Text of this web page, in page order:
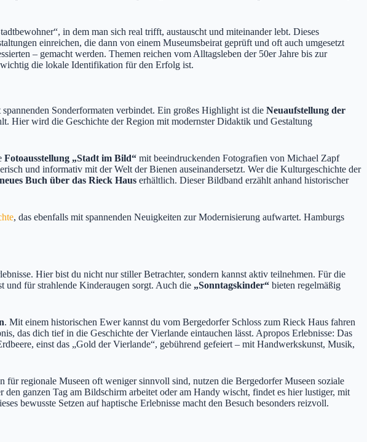
in dem man sich real trifft, austauscht und miteinander lebt. Dieses
einreichen, die dann von einem Museumsbeirat geprüft und oft auch umgesetzt
– gemacht werden. Themen reichen vom Alltagsleben der 50er Jahre bis zur
die lokale Identifikation für den Erfolg ist.
Sonderformaten verbindet. Ein großes Highlight ist die Neuaufstellung der
Hier wird die Geschichte der Region mit modernster Didaktik und Gestaltung
Fotoausstellung „Stadt im Bild“ mit beeindruckenden Fotografien von Michael Zapf
und informativ mit der Welt der Bienen auseinandersetzt. Wer die Kulturgeschichte der
neues Buch über das Rieck Haus erhältlich. Dieser Bildband erzählt anhand historischer
, das ebenfalls mit spannenden Neuigkeiten zur Modernisierung aufwartet. Hamburgs
Hier bist du nicht nur stiller Betrachter, sondern kannst aktiv teilnehmen. Für die
und für strahlende Kinderaugen sorgt. Auch die „Sonntagskinder“ bieten regelmäßig
. Mit einem historischen Ewer kannst du vom Bergedorfer Schloss zum Rieck Haus fahren
das dich tief in die Geschichte der Vierlande eintauchen lässt. Apropos Erlebnisse: Das
einst das „Gold der Vierlande“, gebührend gefeiert – mit Handwerkskunst, Musik,
regionale Museen oft weniger sinnvoll sind, nutzen die Bergedorfer Museen soziale
ganzen Tag am Bildschirm arbeitet oder am Handy wischt, findet es hier lustiger, mit
bewusste Setzen auf haptische Erlebnisse macht den Besuch besonders reizvoll.